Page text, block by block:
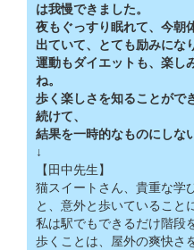
は我慢できました。
夜もぐっすり眠れて、今朝
出ていて、とても励みにな
運動もダイエットも、楽し
ね。
歩く楽しさを知ることがで
続けて、
結果を一時的なものにしな
↓
【田中先生】
猫スイートさん、貴重な学
と、意外と歩いていること
私は駅でもできるだけ階段
歩くことは、屋外の爽快さ